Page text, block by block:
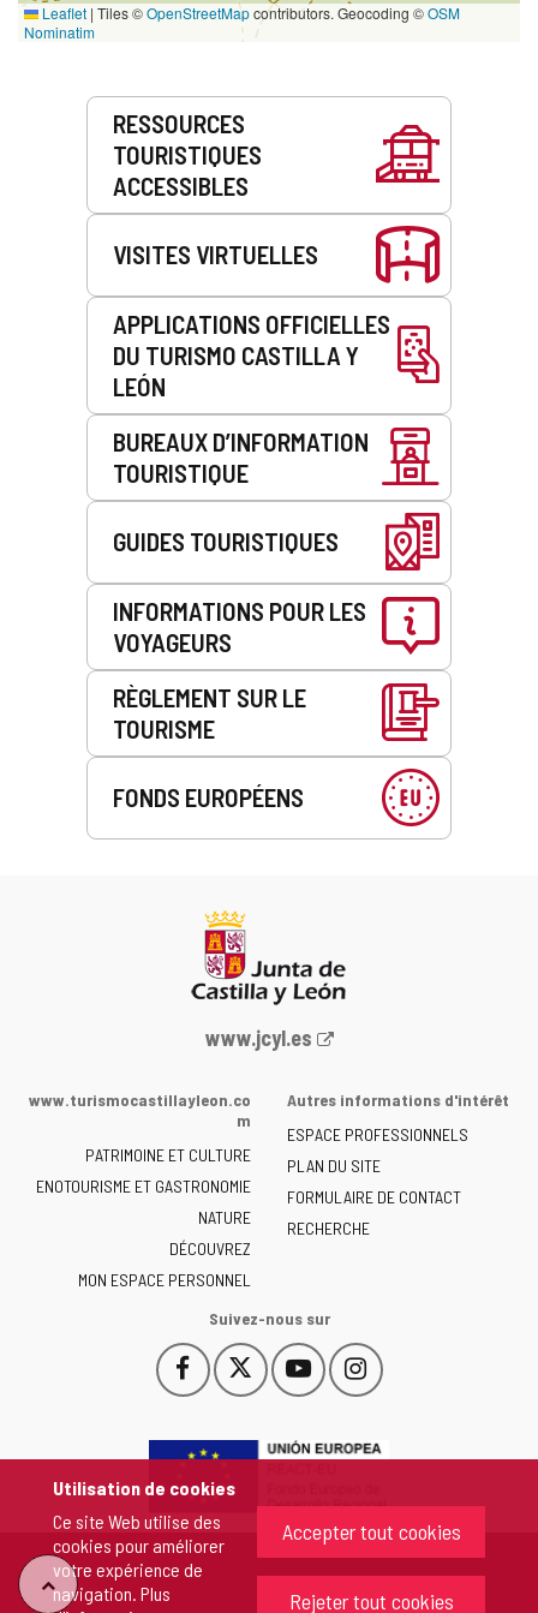
Utilisation de cookies
Ce site Web utilise des
cookies pour améliorer
votre expérience de
navigation. Plus
Accepter tout cookies
Rejeter tout cookies
Leaflet | Tiles ©OpenStreetMapcontributors. Geocoding ©OSM
Nominatim
Prestations
RESSOURCES
TOURISTIQUES
ACCESSIBLES
VISITES VIRTUELLES
APPLICATIONS OFFICIELLES
DU TURISMO CASTILLA Y
LEÓN
BUREAUX D’INFORMATION
TOURISTIQUE
GUIDES TOURISTIQUES
INFORMATIONS POUR LES
VOYAGEURS
RÈGLEMENT SUR LE
TOURISME
FONDS EUROPÉENS
Portail
la
de
Castilla
y
León
-
www.jcyl.es
www.turismocastillayleon.co
m
PATRIMOINE ET CULTURE
ENOTOURISME ET GASTRONOMIE
NATURE
DÉCOUVREZ
MON ESPACE PERSONNEL
Autres informations d'intérêt
ESPACE PROFESSIONNELS
PLAN DU SITE
FORMULAIRE DE CONTACT
RECHERCHE
Suivez-nous sur
Facebook
Este
enlace
abrirá
una
ventana
nueva.
Este
enlace
abrirá
ventana
nueva.
YouTube
Este
enlace
abrirá
ventana
nueva.
Instagram
Este
enlace
abrirá
ventana
nueva.
"Retour